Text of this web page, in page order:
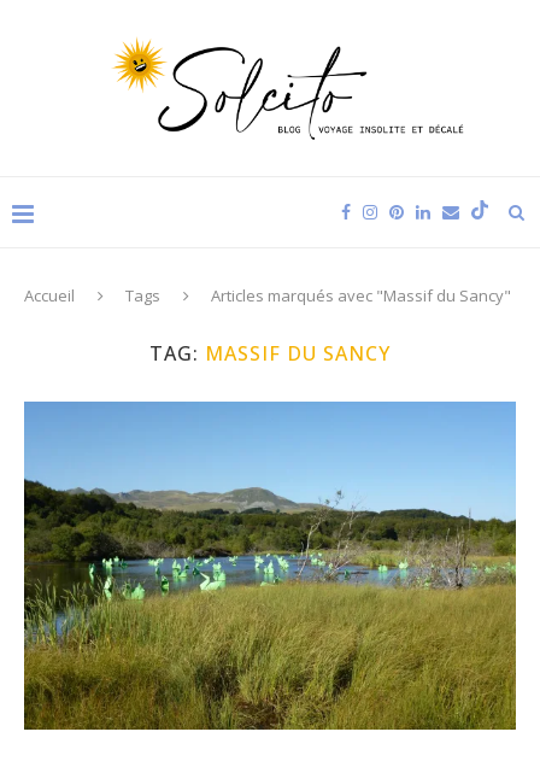
Accueil Tags Articles marqués avec "Massif du Sancy"
TAG: MASSIF DU SANCY